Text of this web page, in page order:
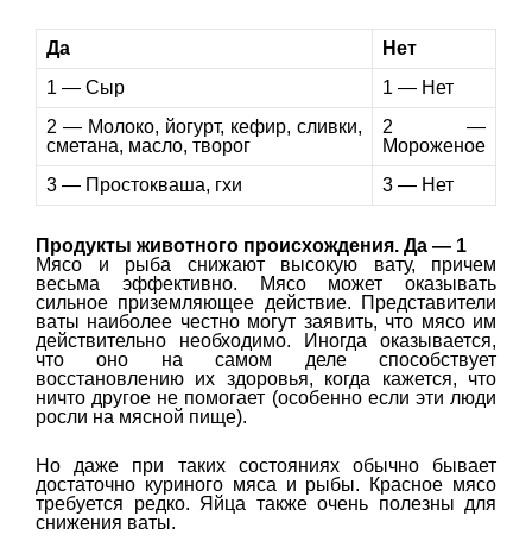
Да
Нет
1 — Сыр
1 — Нет
2 — Молоко, йогурт, кефир, сливки,
сметана, масло, творог
2 —
Мороженое
3 — Простокваша, гхи
3 — Нет
Продукты животного происхождения. Да — 1
Мясо и рыба снижают высокую вату, причем
весьма эффективно. Мясо может оказывать
сильное приземляющее действие. Представители
ваты наиболее честно могут заявить, что мясо им
действительно необходимо. Иногда оказывается,
что оно на самом деле способствует
восстановлению их здоровья, когда кажется, что
ничто другое не помогает (особенно если эти люди
росли на мясной пище).
Но даже при таких состояниях обычно бывает
достаточно куриного мяса и рыбы. Красное мясо
требуется редко. Яйца также очень полезны для
снижения ваты.